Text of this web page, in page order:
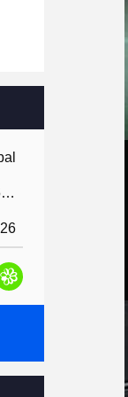
+86-180-18026686530